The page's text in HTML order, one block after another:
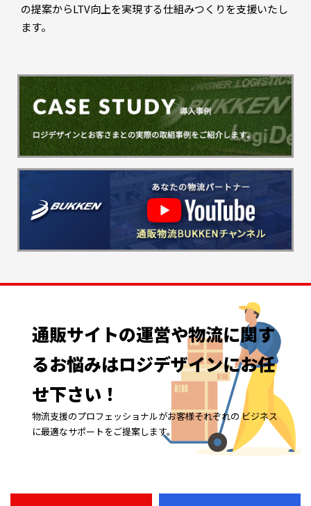
の提案からLTV向上を実現する仕組みつくりを支援いたし
ます。
通販サイトの運営や物流に関す
るお悩みはロジデザインにお任
せ下さい！
物流支援のプロフェッショナルがお客様それぞれの ビジネス
に最適なサポートをご提案します。